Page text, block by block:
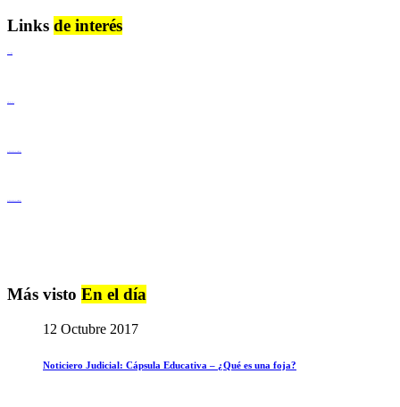
Links de interés
Más visto En el día
12 Octubre 2017
Noticiero Judicial: Cápsula Educativa – ¿Qué es una foja?